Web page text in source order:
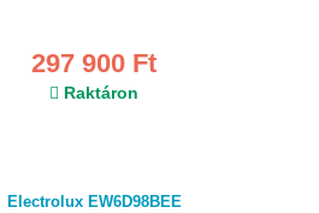
297 900 Ft
Raktáron
Electrolux EW6D98BEE